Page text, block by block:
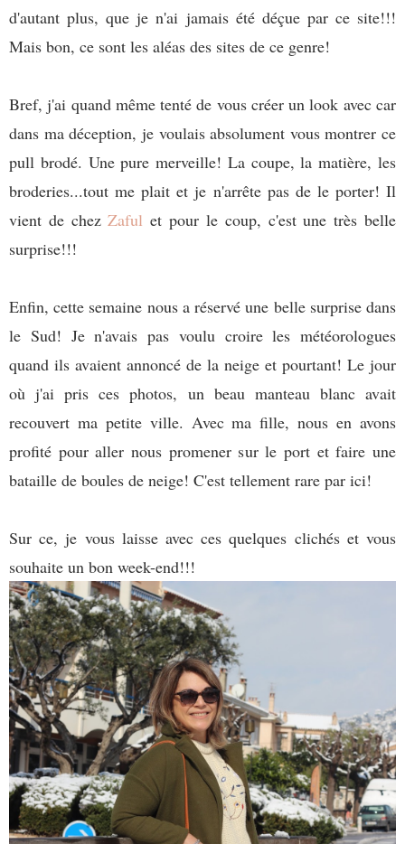
d'autant plus, que je n'ai jamais été déçue par ce site!!!
Mais bon, ce sont les aléas des sites de ce genre!
Bref, j'ai quand même tenté de vous créer un look avec car
dans ma déception, je voulais absolument vous montrer ce
pull brodé. Une pure merveille! La coupe, la matière, les
broderies...tout me plait et je n'arrête pas de le porter! Il
vient de chezZaful et pour le coup, c'est une très belle
surprise!!!
Enfin, cette semaine nous a réservé une belle surprise dans
le Sud! Je n'avais pas voulu croire les météorologues
quand ils avaient annoncé de la neige et pourtant! Le jour
où j'ai pris ces photos, un beau manteau blanc avait
recouvert ma petite ville. Avec ma fille, nous en avons
profité pour aller nous promener sur le port et faire une
bataille de boules de neige! C'est tellement rare par ici!
Sur ce, je vous laisse avec ces quelques clichés et vous
souhaite un bon week-end!!!